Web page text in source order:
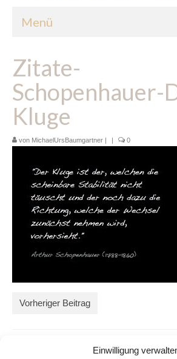
Einwilligung
Menü
Über mich
Glossar
Kontakt
Zitate-
Schopenhauer-
Kluge
von MichaelUrsBaumgartner | | 0
Vorheriger Beitrag